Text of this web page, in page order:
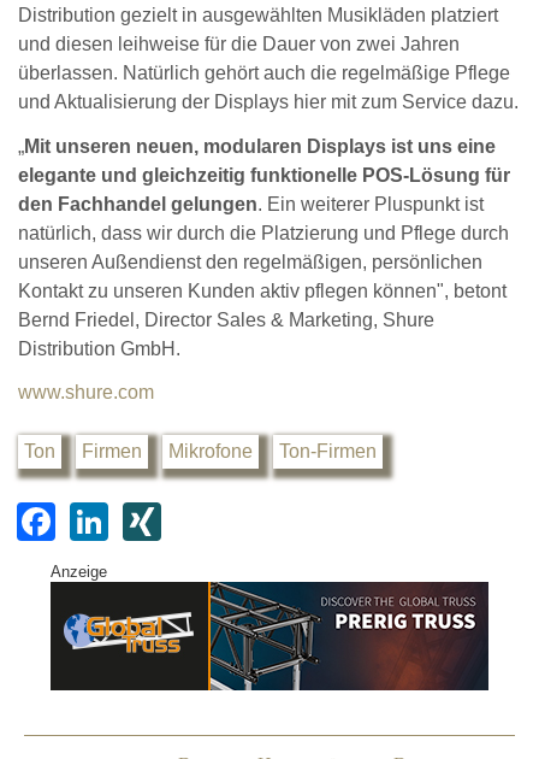
Distribution gezielt in ausgewählten Musikläden platziert
und diesen leihweise für die Dauer von zwei Jahren
überlassen. Natürlich gehört auch die regelmäßige Pflege
und Aktualisierung der Displays hier mit zum Service dazu.
„Mit unseren neuen, modularen Displays ist uns eine
elegante und gleichzeitig funktionelle POS-Lösung für
den Fachhandel gelungen. Ein weiterer Pluspunkt ist
natürlich, dass wir durch die Platzierung und Pflege durch
unseren Außendienst den regelmäßigen, persönlichen
Kontakt zu unseren Kunden aktiv pflegen können", betont
Bernd Friedel, Director Sales & Marketing, Shure
Distribution GmbH.
www.shure.com
Ton Firmen Mikrofone Ton-Firmen
F
a
c
e
o
Li
k
e
G
Anzeige